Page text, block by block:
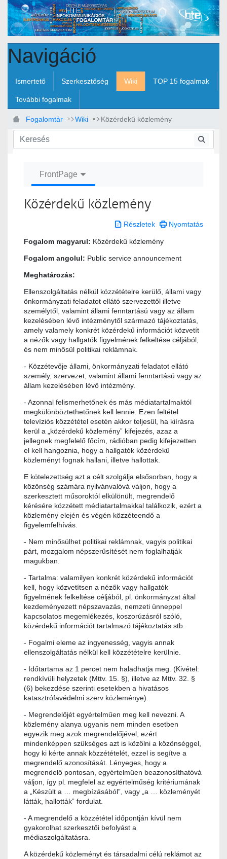
Ugrás a fő tartalomhoz
Navigáció
Ismertető Szerkesztőség Wiki TOP 15 fogalmak
További fogalmak
Fogalomtár Wiki Közérdekű közlemény
FrontPage
Közérdekű közlemény
Részletek Nyomtatás
Fogalom magyarul: Közérdekű közlemény
Fogalom angolul: Public service announcement
Meghatározás:
Ellenszolgáltatás nélkül közzétételre kerülő, állami vagy
önkormányzati feladatot ellátó szervezettől illetve
személytől, valamint állami fenntartású vagy az állam
kezelésében lévő intézménytől származó tájékoztatás,
amely valamely konkrét közérdekű információt közvetít
a nézők vagy hallgatók figyelmének felkeltése céljából,
és nem minősül politikai reklámnak.
- Közzétevője állami, önkormányzati feladatot ellátó
személy, szervezet, valamint állami fenntartású vagy az
állam kezelésében lévő intézmény.
- Azonnal felismerhetőnek és más médiatartalmaktól
megkülönböztethetőnek kell lennie. Ezen feltétel
televíziós közzététel esetén akkor teljesül, ha kiírásra
kerül a „közérdekű közlemény” kifejezés, azaz a
jellegnek megfelelő főcím, rádióban pedig kifejezetten
el kell hangoznia, hogy a hallgatók közérdekű
közleményt fognak hallani, illetve hallottak.
E kötelezettség azt a célt szolgálja elsősorban, hogy a
közönség számára nyilvánvalóvá váljon, hogy a
szerkesztett műsoroktól elkülönült, megrendelő
kérésére közzétett médiatartalmakkal találkozik, ezért a
közlemény elején és végén közzéteendő a
figyelemfelhívás.
- Nem minősülhet politikai reklámnak, vagyis politikai
párt, mozgalom népszerűsítését nem foglalhatják
magukban.
- Tartalma: valamilyen konkrét közérdekű információt
kell, hogy közvetítsen a nézők vagy hallgatók
figyelmének felkeltése céljából, pl. önkormányzat által
kezdeményezett népszavazás, nemzeti ünneppel
kapcsolatos megemlékezés, koszorúzásról szóló,
közérdekű információt tartalmazó tájékoztatás stb.
- Fogalmi eleme az ingyenesség, vagyis annak
ellenszolgáltatás nélkül kell közzétételre kerülnie.
- Időtartama az 1 percet nem haladhatja meg. (Kivétel:
rendkívüli helyzetek (Mttv. 15. §), illetve az Mttv. 32. §
(6) bekezdése szerinti esetekben a hivatásos
katasztrófavédelmi szerv közleménye).
- Megrendelőjét egyértelműen meg kell nevezni. A
közlemény alanya ugyanis nem minden esetben
egyezik meg azok megrendelőjével, ezért
mindenképpen szükséges azt is közölni a közönséggel,
hogy ki kérte annak közzétételét, ezzel is segítve a
megrendelő azonosítását. Lényeges, hogy a
megrendelő pontosan, egyértelműen beazonosíthatóvá
váljon, így pl. megfelel az egyértelműség kritériumának
a „Készült a … megbízásából”, vagy „a … közleményét
látták, hallották” fordulat.
- A megrendelő a közzététel időpontján kívül nem
gyakorolhat szerkesztői befolyást a
médiaszolgáltatásra.
A közérdekű közleményt és társadalmi célú reklámot az